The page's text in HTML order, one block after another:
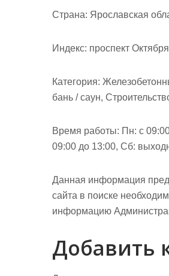
Страна: Ярославская
Индекс: проспект
Категория:
бань / саун,
Время работы: Пн: с
09:00 до 13:00, Сб:
Данная информация
сайта в поиске
информацию
Добавить